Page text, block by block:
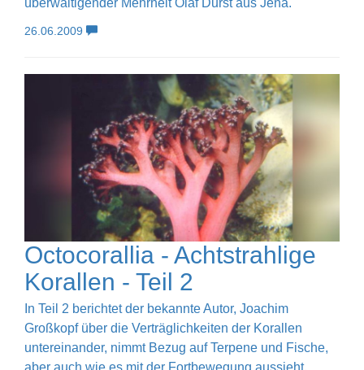
überwältigender Mehrheit Olaf Durst aus Jena.
26.06.2009
Octocorallia - Achtstrahlige
Korallen - Teil 2
In Teil 2 berichtet der bekannte Autor, Joachim
Großkopf über die Verträglichkeiten der Korallen
untereinander, nimmt Bezug auf Terpene und Fische,
aber auch wie es mit der Fortbewegung aussieht.